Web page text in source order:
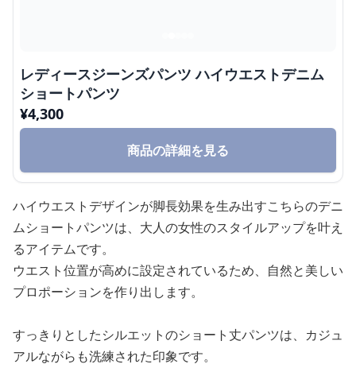
レディースジーンズパンツ ハイウエストデニム
ショートパンツ
¥4,300
商品の詳細を見る
ハイウエストデザインが脚長効果を生み出すこちらのデニ
ムショートパンツは、大人の女性のスタイルアップを叶え
るアイテムです。
ウエスト位置が高めに設定されているため、自然と美しい
プロポーションを作り出します。
すっきりとしたシルエットのショート丈パンツは、カジュ
アルながらも洗練された印象です。